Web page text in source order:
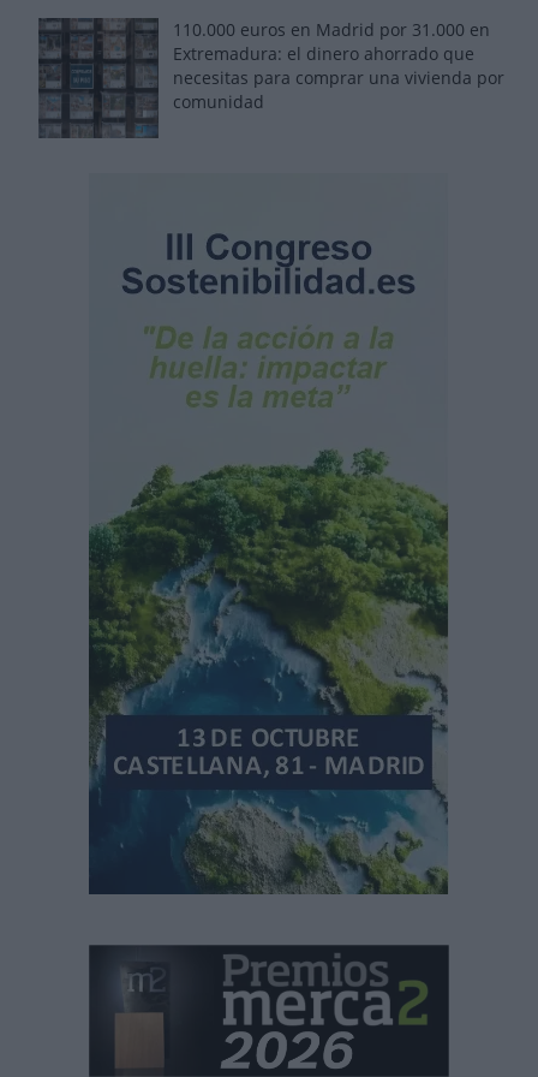
110.000 euros en Madrid por 31.000 en
Extremadura: el dinero ahorrado que
necesitas para comprar una vivienda por
comunidad